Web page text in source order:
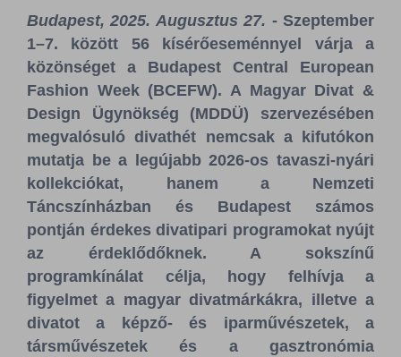
Budapest, 2025. Augusztus 27. - Szeptember
1–7. között 56 kísérőeseménnyel várja a
közönséget a Budapest Central European
Fashion Week (BCEFW). A Magyar Divat &
Design Ügynökség (MDDÜ) szervezésében
megvalósuló divathét nemcsak a kifutókon
mutatja be a legújabb 2026-os tavaszi-nyári
kollekciókat, hanem a Nemzeti
Táncszínházban és Budapest számos
pontján érdekes divatipari programokat nyújt
az érdeklődőknek. A sokszínű
programkínálat célja, hogy felhívja a
figyelmet a magyar divatmárkákra, illetve a
divatot a képző- és iparművészetek, a
társművészetek és a gasztronómia